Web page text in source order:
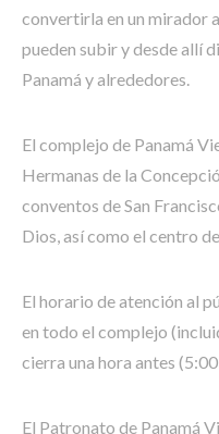
convertirla en un mirador
pueden subir y desde allí
Panamá y alrededores.
El complejo de Panamá
Hermanas de la
conventos de San
Dios, así como el centro
El horario de atención al
en todo el complejo
cierra una hora antes
El Patronato de Panamá